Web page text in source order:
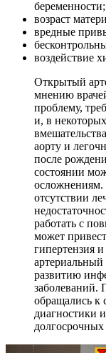
беременности;
возраст
вредные
воздействие
Открытый
мнению
проблему,
и, в
аорту и
после
состоянии
осложнениям.
отсутствии
работать с
может
гипертензия
артериальный
развитию
заболеваний.
обращались к
диагностики
долгосрочных